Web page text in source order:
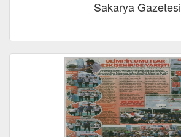
Sakarya Gazetesi